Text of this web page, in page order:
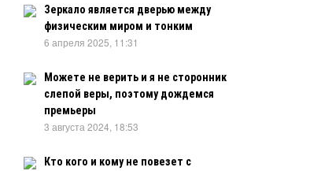
Зеркало является дверью между
физическим миром и тонким
6 апреля 2025, 11:31
Можете не верить и я не сторонник
слепой веры, поэтому дождемся
премьеры
3 августа 2024, 18:53
Кто кого и кому не повезет с